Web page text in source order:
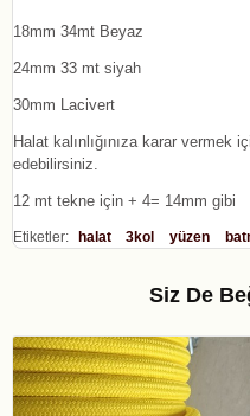
18mm 34mt Beyaz
24mm 33 mt siyah
30mm Lacivert
Halat kalınlığınıza karar
edebilirsiniz.
12 mt tekne için + 4= 14mm gibi
Etiketler: halat 3kol yüzen
Siz De